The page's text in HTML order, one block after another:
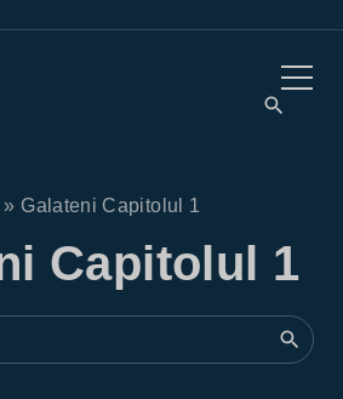
» Galateni Capitolul 1
Capitolul 1